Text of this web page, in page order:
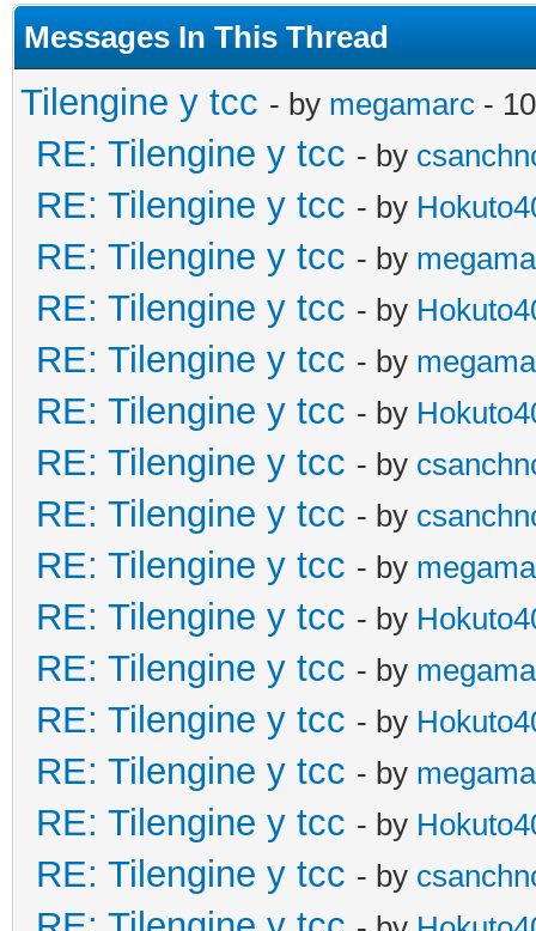
Messages In This Thread
Tilengine y tcc - by megamarc -
RE: Tilengine y tcc - by
RE: Tilengine y tcc - by
RE: Tilengine y tcc - by
RE: Tilengine y tcc - by
RE: Tilengine y tcc - by
RE: Tilengine y tcc - by
RE: Tilengine y tcc - by
RE: Tilengine y tcc - by
RE: Tilengine y tcc - by
RE: Tilengine y tcc - by
RE: Tilengine y tcc - by
RE: Tilengine y tcc - by
RE: Tilengine y tcc - by
RE: Tilengine y tcc - by
RE: Tilengine y tcc - by